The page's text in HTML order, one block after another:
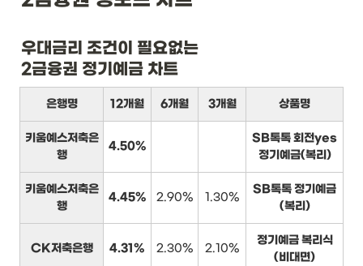
우대금리 조건이 필요없는
2금융권 정기예금 차트
은행명 12개월 6개월 3개월 상품명
키움예스저축은
행
4.50%
SB톡톡 회전yes
정기예금(복리)
키움예스저축은
행
4.45% 2.90% 1.30%
SB톡톡 정기예금
(복리)
CK저축은행 4.31% 2.30% 2.10%
정기예금 복리식
(비대면)